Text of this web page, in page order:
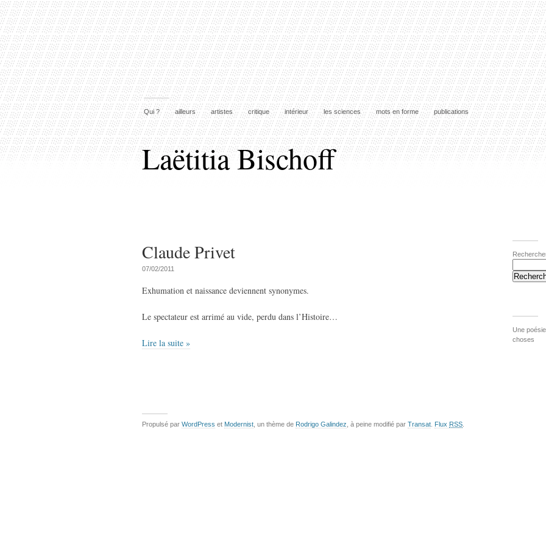
Qui ? ailleurs artistes critique intérieur les sciences mots en forme publications
Laëtitia Bischoff
Claude Privet
07/02/2011
Exhumation et naissance deviennent synonymes.
Le spectateur est arrimé au vide, perdu dans l’Histoire…
Lire la suite »
Une
choses
Propulsé par WordPress et Modernist , un thème de Rodrigo Galindez , à peine modifié par Transat Flux RSS